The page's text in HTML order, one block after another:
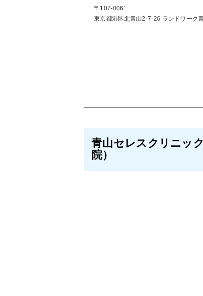
〒107-0061
東京都港区北青山2-7-26 ランドワーク
青山セレスクリニッ
院）